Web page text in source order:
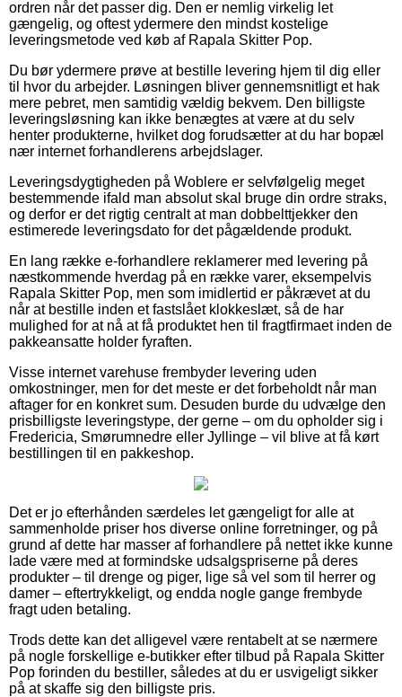
ordren når det passer dig. Den er nemlig virkelig let
gængelig, og oftest ydermere den mindst kostelige
leveringsmetode ved køb af Rapala Skitter Pop.
Du bør ydermere prøve at bestille levering hjem til dig eller
til hvor du arbejder. Løsningen bliver gennemsnitligt et hak
mere pebret, men samtidig vældig bekvem. Den billigste
leveringsløsning kan ikke benægtes at være at du selv
henter produkterne, hvilket dog forudsætter at du har bopæl
nær internet forhandlerens arbejdslager.
Leveringsdygtigheden på Woblere er selvfølgelig meget
bestemmende ifald man absolut skal bruge din ordre straks,
og derfor er det rigtig centralt at man dobbelttjekker den
estimerede leveringsdato for det pågældende produkt.
En lang række e-forhandlere reklamerer med levering på
næstkommende hverdag på en række varer, eksempelvis
Rapala Skitter Pop, men som imidlertid er påkrævet at du
når at bestille inden et fastslået klokkeslæt, så de har
mulighed for at nå at få produktet hen til fragtfirmaet inden de
pakkeansatte holder fyraften.
Visse internet varehuse frembyder levering uden
omkostninger, men for det meste er det forbeholdt når man
aftager for en konkret sum. Desuden burde du udvælge den
prisbilligste leveringstype, der gerne – om du opholder sig i
Fredericia, Smørumnedre eller Jyllinge – vil blive at få kørt
bestillingen til en pakkeshop.
Det er jo efterhånden særdeles let gængeligt for alle at
sammenholde priser hos diverse online forretninger, og på
grund af dette har masser af forhandlere på nettet ikke kunne
lade være med at formindske udsalgspriserne på deres
produkter – til drenge og piger, lige så vel som til herrer og
damer – eftertrykkeligt, og endda nogle gange frembyde
fragt uden betaling.
Trods dette kan det alligevel være rentabelt at se nærmere
på nogle forskellige e-butikker efter tilbud på Rapala Skitter
Pop forinden du bestiller, således at du er usvigeligt sikker
på at skaffe sig den billigste pris.